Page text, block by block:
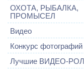
ОХОТА, РЫБАЛКА,
ПРОМЫСЕЛ
Видео
Конкурс фотографий
Лучшие ВИДЕО-